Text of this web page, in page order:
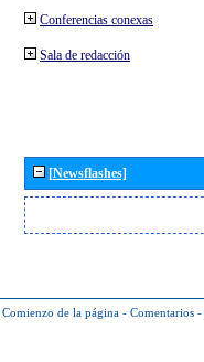
Conferencias conexas
Sala de redacción
[Newsflashes]
Comienzo de la página - Comentarios -